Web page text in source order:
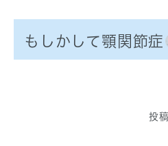
もしかして顎関節症
投